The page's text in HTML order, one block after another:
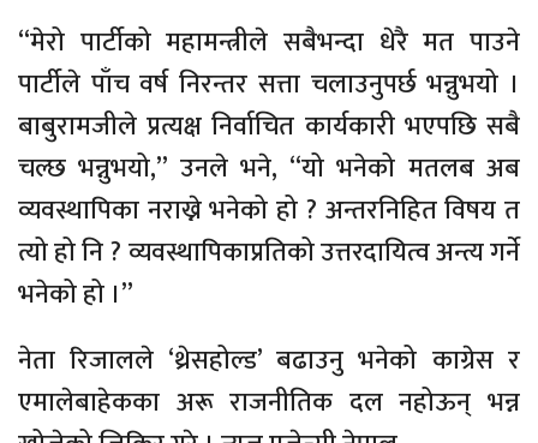
“मेरो पार्टीको महामन्त्रीले सबैभन्दा धेरै मत पाउने
पार्टीले पाँच वर्ष निरन्तर सत्ता चलाउनुपर्छ भन्नुभयो ।
बाबुरामजीले प्रत्यक्ष निर्वाचित कार्यकारी भएपछि सबै
चल्छ भन्नुभयो,” उनले भने, “यो भनेको मतलब अब
व्यवस्थापिका नराख्ने भनेको हो ? अन्तरनिहित विषय त
त्यो हो नि ? व्यवस्थापिकाप्रतिको उत्तरदायित्व अन्त्य गर्ने
भनेको हो ।”
नेता रिजालले ‘थ्रेसहोल्ड’ बढाउनु भनेको काग्रेस र
एमालेबाहेकका अरू राजनीतिक दल नहोऊन् भन्न